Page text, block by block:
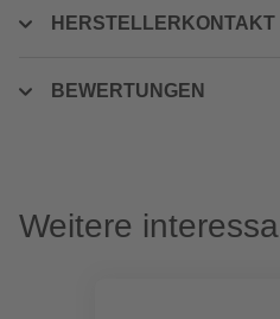
HERSTELLERKONTAKT
BEWERTUNGEN
Weitere